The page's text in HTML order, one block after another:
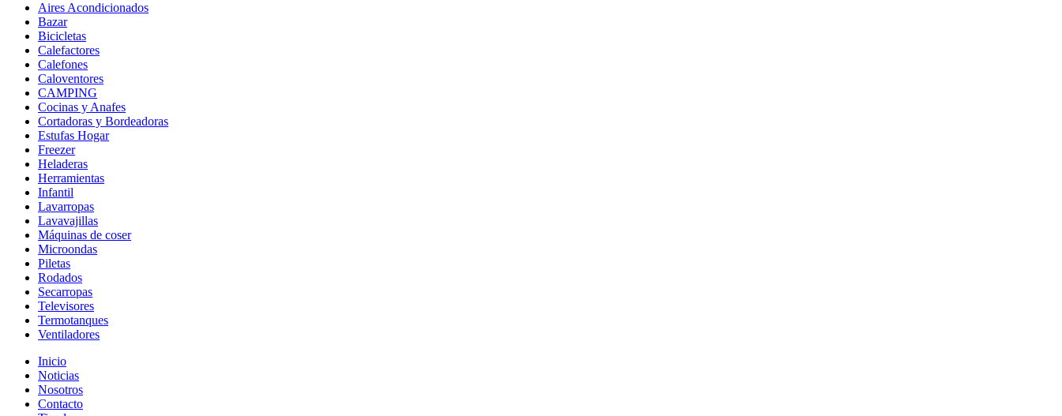
Aires Acondicionados
Bazar
Bicicletas
Calefactores
Calefones
Caloventores
CAMPING
Cocinas y Anafes
Cortadoras y Bordeadoras
Estufas Hogar
Freezer
Heladeras
Herramientas
Infantil
Lavarropas
Lavavajillas
Máquinas de coser
Microondas
Piletas
Rodados
Secarropas
Televisores
Termotanques
Ventiladores
Inicio
Noticias
Nosotros
Contacto